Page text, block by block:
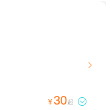

¥30起 